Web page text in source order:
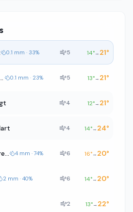
0.1 mm · 33% 5 14°→ 21°
0.1 mm · 23% 5 13°→ 21°
4 12°→ 21°
4 14°→ 24°
Duggregn 4 mm · 74% 6 16°→ 20°
2 mm · 40% 6 14°→ 20°
2 13°→ 22°